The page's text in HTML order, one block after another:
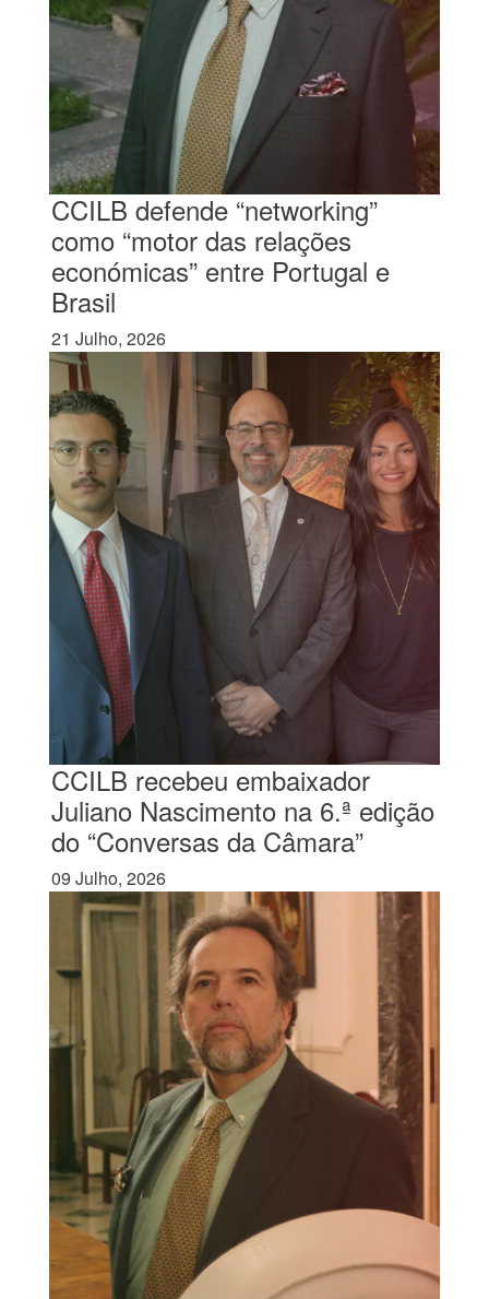
CCILB defende “networking”
como “motor das relações
económicas” entre Portugal e
Brasil
21 Julho, 2026
CCILB recebeu embaixador
Juliano Nascimento na 6.ª edição
do “Conversas da Câmara”
09 Julho, 2026